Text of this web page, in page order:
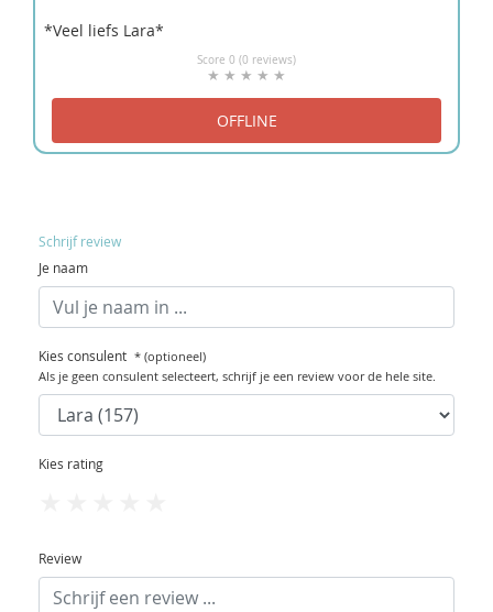
*Veel liefs Lara*
Score 0 (0 reviews)
Schrijf review
Je naam
Kies consulent * (optioneel)
Als je geen consulent selecteert, schrijf je een review voor de hele site.
Kies rating
Review